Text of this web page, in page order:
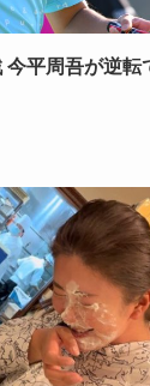
平周吾が逆転